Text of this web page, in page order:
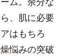
、肌に必要
はもちろ
悩みの突破